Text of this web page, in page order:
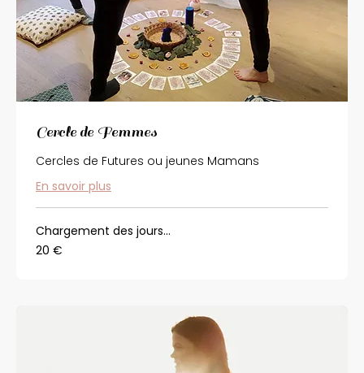
Cercle de Femmes
Cercles de Futures ou jeunes Mamans
En savoir plus
Chargement des jours...
20
euros
20 €